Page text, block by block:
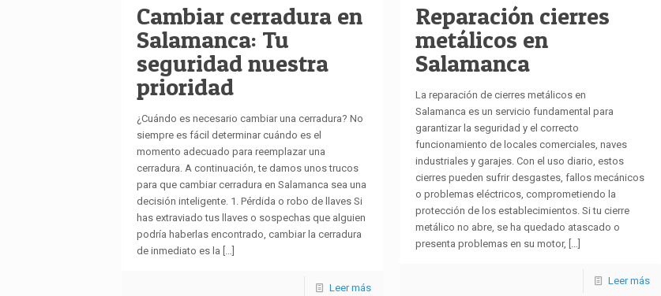
Cambiar cerradura en
Salamanca: Tu
seguridad nuestra
prioridad
¿Cuándo es necesario cambiar una cerradura? No
siempre es fácil determinar cuándo es el
momento adecuado para reemplazar una
cerradura. A continuación, te damos unos trucos
para que cambiar cerradura en Salamanca sea una
decisión inteligente. 1. Pérdida o robo de llaves Si
has extraviado tus llaves o sospechas que alguien
podría haberlas encontrado, cambiar la cerradura
de inmediato es la […]
Leer más
Reparación cierres
metálicos en
Salamanca
La reparación de cierres metálicos en
Salamanca es un servicio fundamental para
garantizar la seguridad y el correcto
funcionamiento de locales comerciales, naves
industriales y garajes. Con el uso diario, estos
cierres pueden sufrir desgastes, fallos mecánicos
o problemas eléctricos, comprometiendo la
protección de los establecimientos. Si tu cierre
metálico no abre, se ha quedado atascado o
presenta problemas en su motor, […]
Leer más